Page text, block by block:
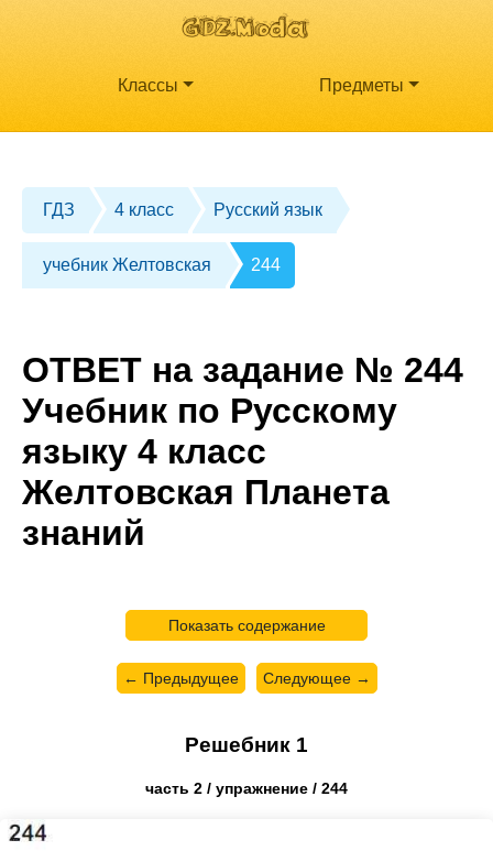
Классы Предметы
ГДЗ 4 класс Русский язык
учебник Желтовская 244
ОТВЕТ на задание № 244
Учебник по Русскому
языку 4 класс
Желтовская Планета
знаний
Показать содержание
← Предыдущее Следующее →
Решебник 1
часть 2 / упражнение / 244